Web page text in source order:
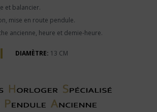
et balancier.
mise en route pendule.
ancienne, heure et demie-heure.
DIAMÈTRE: 13 CM